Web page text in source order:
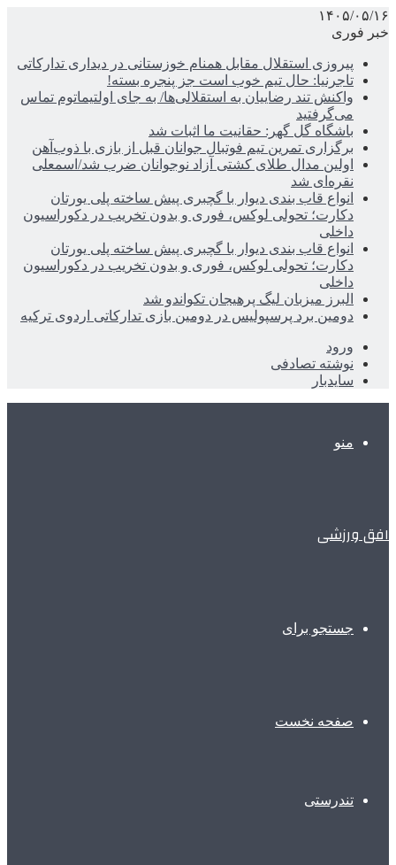
۱۴۰۵/۰۵/۱۶
خبر فوری
پیروزی استقلال مقابل همنام خوزستانی در دیداری تدارکاتی
تاجرنیا: حال تیم خوب است جز پنجره بسته!
واکنش تند رضاییان به استقلالی‌ها/ به جای اولتیماتوم تماس
می‌گرفتید
باشگاه گل گهر: حقانیت ما اثبات شد
برگزاری تمرین تیم فوتبال جوانان قبل از بازی با ذوب‌آهن
اولین مدال طلای کشتی آزاد نوجوانان ضرب شد/اسمعلی
نقره‌ای شد
انواع قاب بندی دیوار با گچبری پیش ساخته پلی یورتان
دکارت؛ تحولی لوکس، فوری و بدون تخریب در دکوراسیون
داخلی
انواع قاب بندی دیوار با گچبری پیش ساخته پلی یورتان
دکارت؛ تحولی لوکس، فوری و بدون تخریب در دکوراسیون
داخلی
البرز میزبان لیگ پرهیجان تکواندو شد
دومین برد پرسپولیس در دومین بازی تدارکاتی اردوی ترکیه
ورود
نوشته تصادفی
سایدبار
منو
افق ورزشی
جستجو برای
صفحه نخست
تندرستی